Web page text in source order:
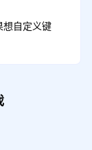
想自定义键